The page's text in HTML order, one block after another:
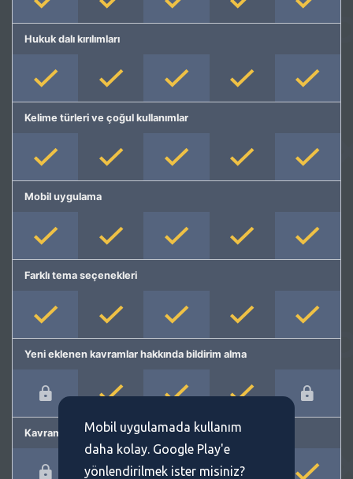
Hukuk dalı kırılımları
Kelime türleri ve çoğul kullanımlar
Mobil uygulama
Farklı tema seçenekleri
Yeni eklenen kavramlar hakkında bildirim alma
Kavram önermeMobil uygulamada kullanım
daha kolay. Google Play'e
yönlendirilmek ister misiniz?